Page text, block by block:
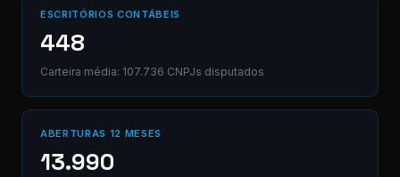
ESCRITÓRIOS CONTÁBEIS
448
Carteira média: 107.736 CNPJs disputados
ABERTURAS 12 MESES
13.990